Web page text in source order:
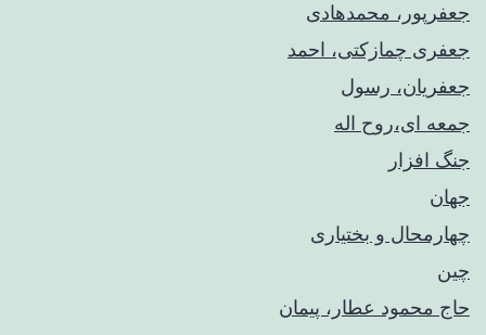
جعفرپور، محمدهادی
جعفری چمازکتی، احمد
جعفریان، رسول
جمعه ای،روح اله
جنگ افزار
جهان
چهارمحال و بختیاری
چین
حاج محمود عطار، پیمان